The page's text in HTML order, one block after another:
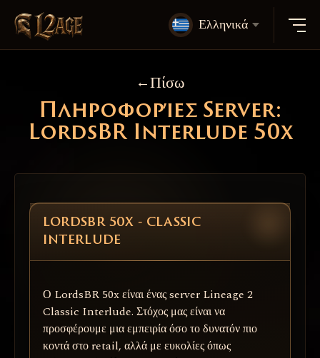
Ελληνικά
Πίσω
Πληροφορίες Server:
LordsBR Interlude 50x
LORDSBR 50X - CLASSIC
INTERLUDE
Ο LordsBR 50x είναι ένας server Lineage 2
Classic Interlude. Στόχος μας είναι να
προσφέρουμε μια εμπειρία όσο το δυνατόν πιο
κοντά στο retail, αλλά με ευκολίες όπως